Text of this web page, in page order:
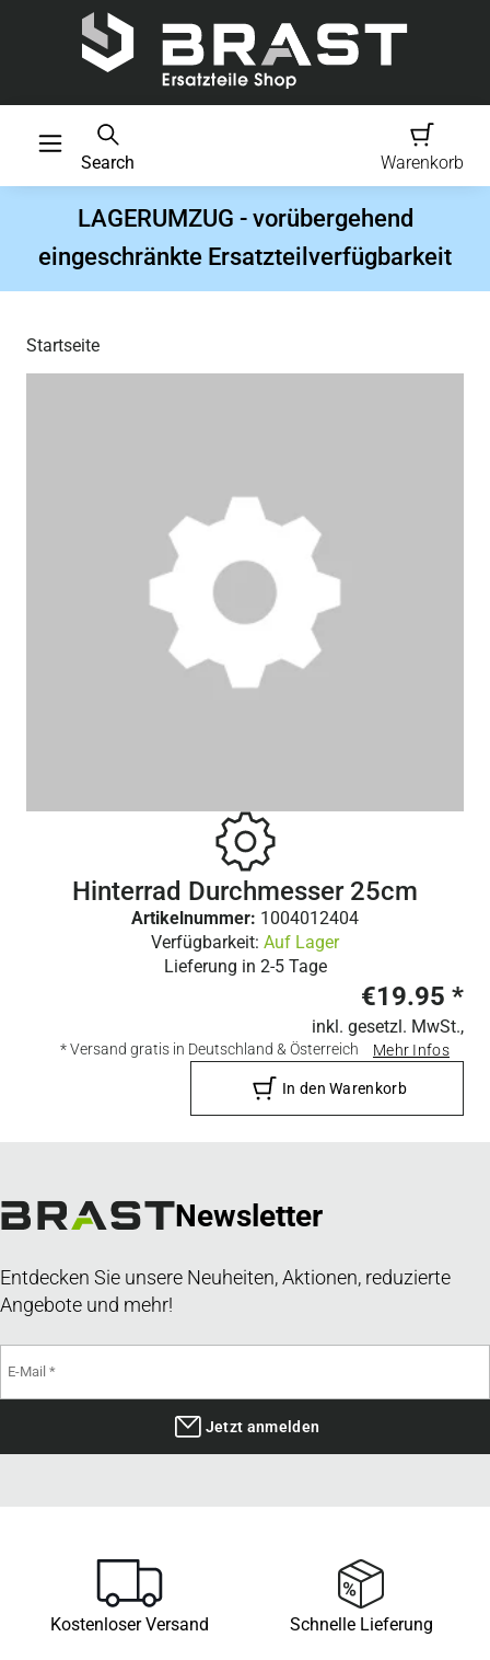
Search Warenkorb
LAGERUMZUG - vorübergehend
eingeschränkte Ersatzteilverfügbarkeit
Startseite
Hinterrad Durchmesser 25cm
Artikelnummer: 1004012404
Verfügbarkeit: Auf Lager
Lieferung in 2-5 Tage
€19.95 *
inkl. gesetzl. MwSt.,
* Versand gratis in Deutschland & Österreich Mehr Infos
In den Warenkorb
Newsletter
Entdecken Sie unsere Neuheiten, Aktionen, reduzierte
Angebote und mehr!
Jetzt anmelden
Kostenloser Versand Schnelle Lieferung